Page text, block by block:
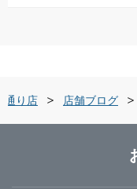
ガリバー高松中央通
LIBERALA リベラー
通り店 店舗ブログ